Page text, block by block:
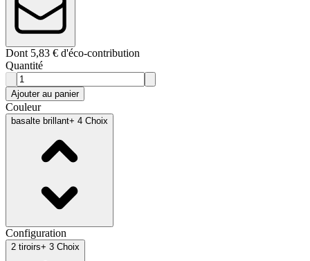
Dont 5,83 € d'éco-contribution
Quantité
Ajouter au panier
Couleur
basalte brillant+ 4 Choix
Configuration
2 tiroirs+ 3 Choix